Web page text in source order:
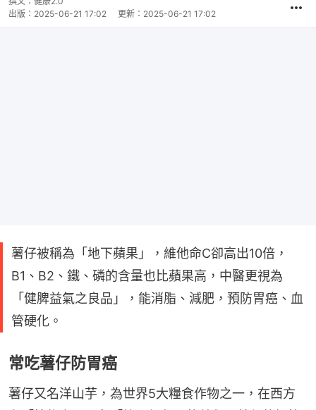
出版： 2025-06-21 17:02 更新： 2025-06-21 17:02
薯仔被稱為「地下蘋果」，維他命C卻高出10倍，
B1、B2、鐵、磷的含量也比蘋果高，中醫更視為
「健脾益氣之良品」，能消脂、減肥，預防胃癌、血
管硬化。
常吃薯仔防胃癌
薯仔又名洋山芋，為世界5大糧食作物之一，在西方